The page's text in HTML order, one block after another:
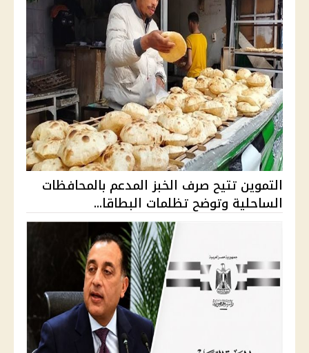
التموين تتيح صرف الخبز المدعم بالمحافظات
الساحلية وتوضح تظلمات البطاقا...